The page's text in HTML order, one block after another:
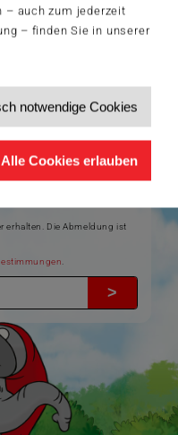
– auch zum jederzeit
– finden Sie in unserer
notwendige Cookies
Alle Cookies erlauben
sichern
Ihren nächsten Einkauf im
erhalten. Die Abmeldung ist
.
>